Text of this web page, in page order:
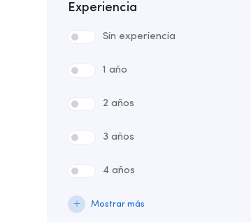
Experiencia
Sin experiencia
1 año
2 años
3 años
4 años
Mostrar más